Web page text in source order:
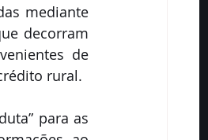
mediante
decorram
de
rural.
para as